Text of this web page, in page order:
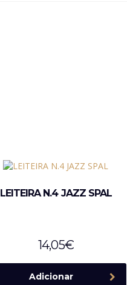
LEITEIRA N.4 JAZZ SPAL
14,05€
Adicionar